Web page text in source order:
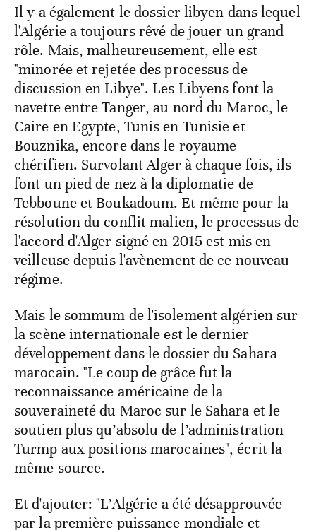
Il y a également le dossier libyen dans lequel
l'Algérie a toujours rêvé de jouer un grand
rôle. Mais, malheureusement, elle est
"minorée et rejetée des processus de
discussion en Libye". Les Libyens font la
navette entre Tanger, au nord du Maroc, le
Caire en Egypte, Tunis en Tunisie et
Bouznika, encore dans le royaume
chérifien. Survolant Alger à chaque fois, ils
font un pied de nez à la diplomatie de
Tebboune et Boukadoum. Et même pour la
résolution du conflit malien, le processus de
l'accord d'Alger signé en 2015 est mis en
veilleuse depuis l'avènement de ce nouveau
régime.
Mais le sommum de l'isolement algérien sur
la scène internationale est le dernier
développement dans le dossier du Sahara
marocain. "Le coup de grâce fut la
reconnaissance américaine de la
souveraineté du Maroc sur le Sahara et le
soutien plus qu’absolu de l’administration
Turmp aux positions marocaines", écrit la
même source.
Et d'ajouter: "L’Algérie a été désapprouvée
par la première puissance mondiale et